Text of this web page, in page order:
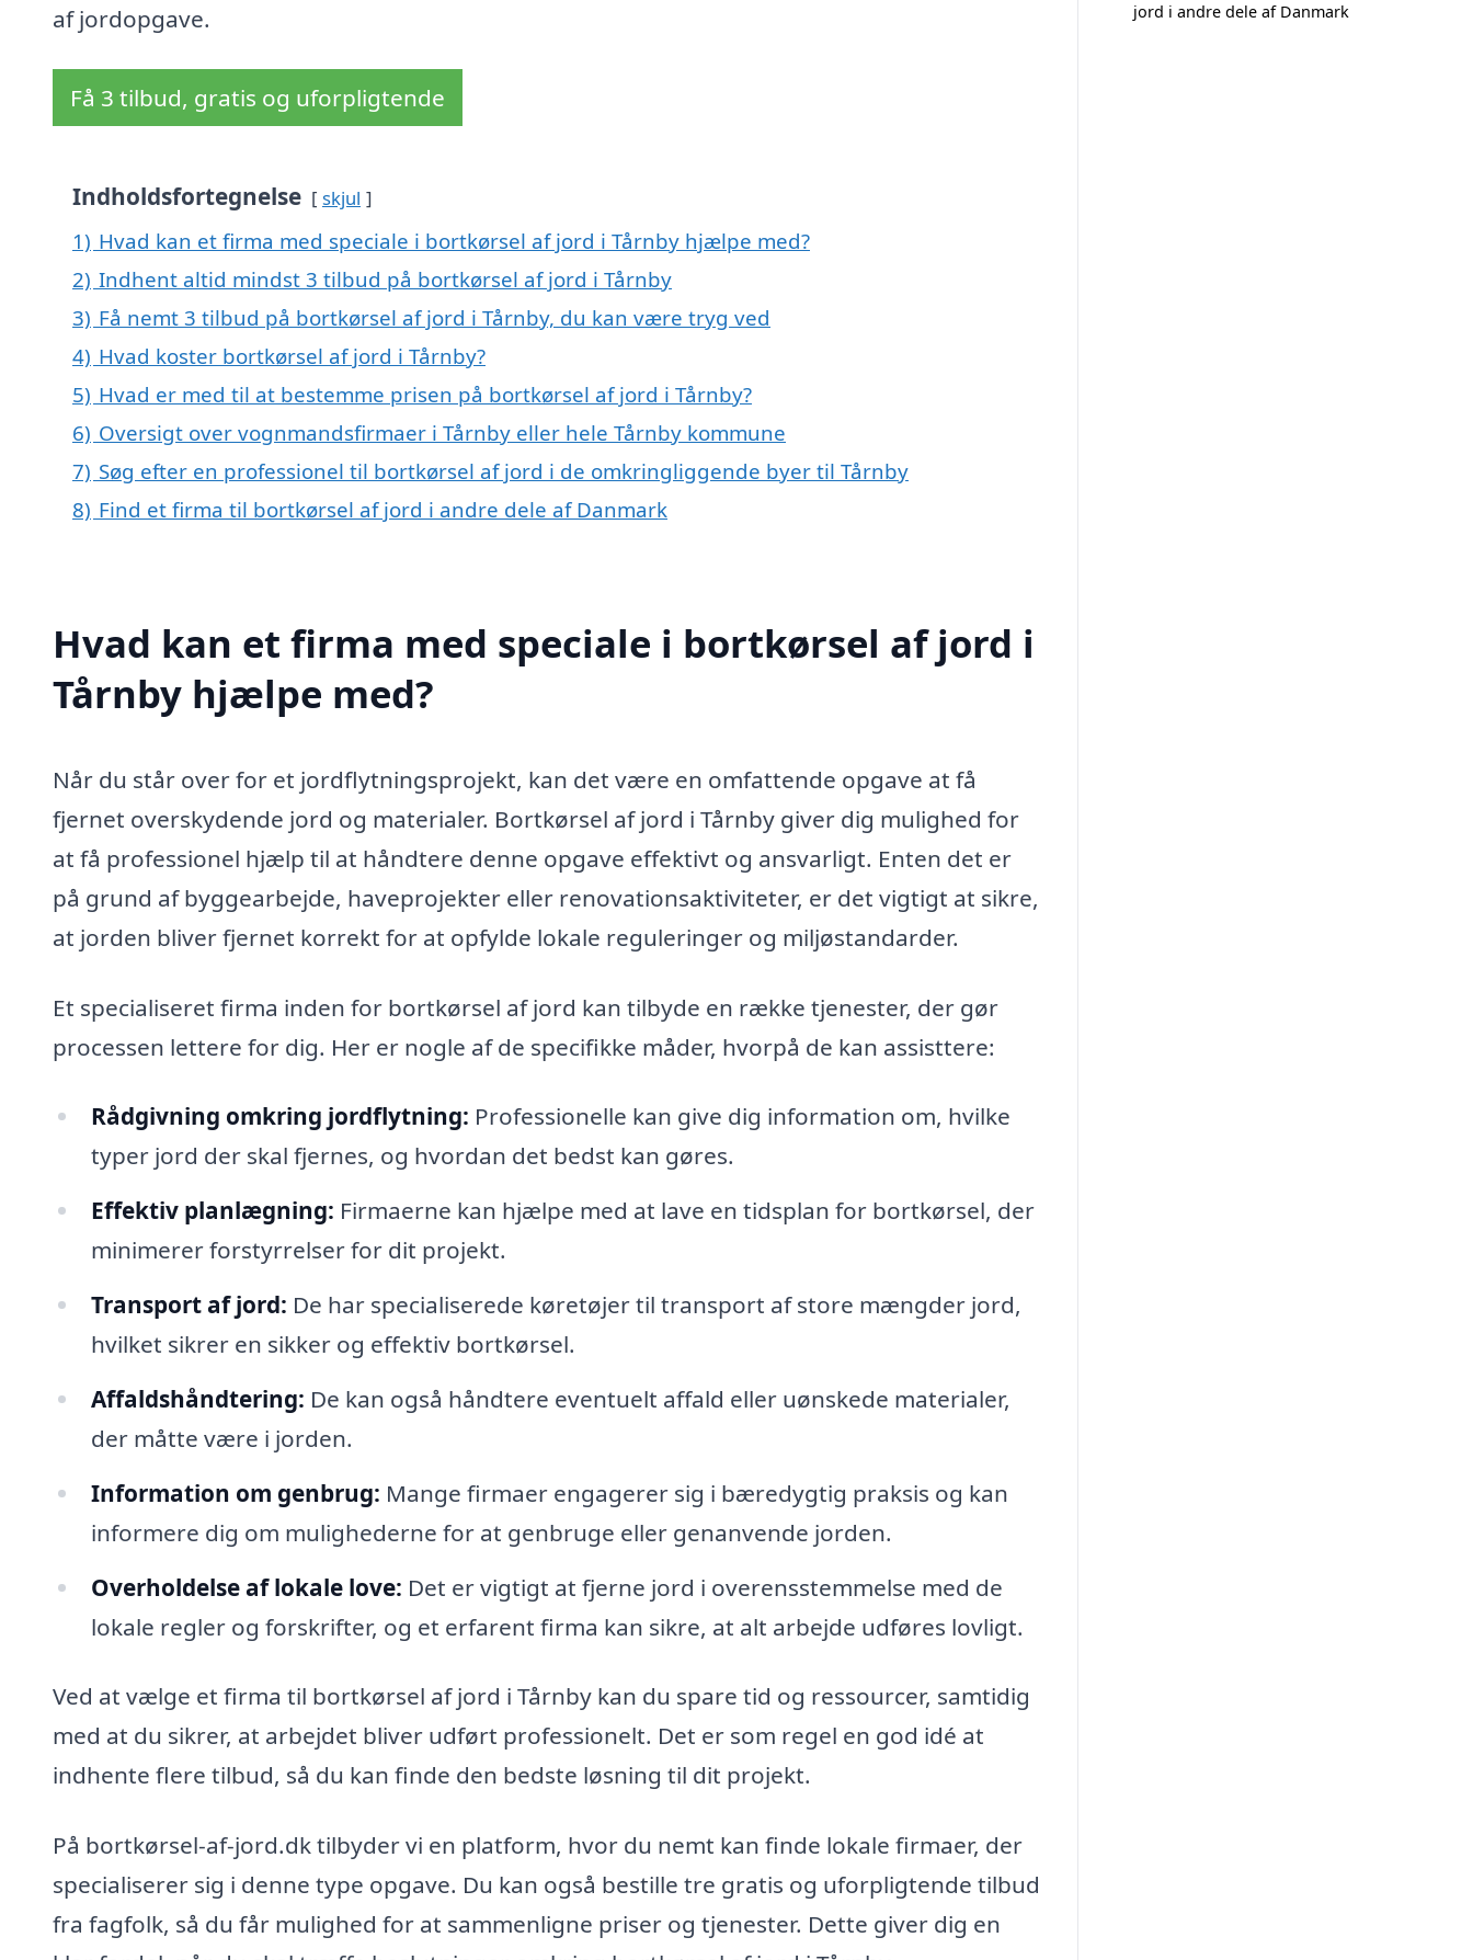
af jordopgave.
Få 3 tilbud, gratis og uforpligtende
Indholdsfortegnelse skjul
1) Hvad kan et firma med speciale i bortkørsel af jord i Tårnby hjælpe med?
2) Indhent altid mindst 3 tilbud på bortkørsel af jord i Tårnby
3) Få nemt 3 tilbud på bortkørsel af jord i Tårnby, du kan være tryg ved
4) Hvad koster bortkørsel af jord i Tårnby?
5) Hvad er med til at bestemme prisen på bortkørsel af jord i Tårnby?
6) Oversigt over vognmandsfirmaer i Tårnby eller hele Tårnby kommune
7) Søg efter en professionel til bortkørsel af jord i de omkringliggende byer til Tårnby
8) Find et firma til bortkørsel af jord i andre dele af Danmark
Hvad kan et firma med speciale i bortkørsel af jord i
Tårnby hjælpe med?
Når du står over for et jordflytningsprojekt, kan det være en omfattende opgave at få
fjernet overskydende jord og materialer. Bortkørsel af jord i Tårnby giver dig mulighed for
at få professionel hjælp til at håndtere denne opgave effektivt og ansvarligt. Enten det er
på grund af byggearbejde, haveprojekter eller renovationsaktiviteter, er det vigtigt at sikre,
at jorden bliver fjernet korrekt for at opfylde lokale reguleringer og miljøstandarder.
Et specialiseret firma inden for bortkørsel af jord kan tilbyde en række tjenester, der gør
processen lettere for dig. Her er nogle af de specifikke måder, hvorpå de kan assisttere:
Rådgivning omkring jordflytning: Professionelle kan give dig information om, hvilke
typer jord der skal fjernes, og hvordan det bedst kan gøres.
Effektiv planlægning: Firmaerne kan hjælpe med at lave en tidsplan for bortkørsel, der
minimerer forstyrrelser for dit projekt.
Transport af jord: De har specialiserede køretøjer til transport af store mængder jord,
hvilket sikrer en sikker og effektiv bortkørsel.
Affaldshåndtering: De kan også håndtere eventuelt affald eller uønskede materialer,
der måtte være i jorden.
Information om genbrug: Mange firmaer engagerer sig i bæredygtig praksis og kan
informere dig om mulighederne for at genbruge eller genanvende jorden.
Overholdelse af lokale love: Det er vigtigt at fjerne jord i overensstemmelse med de
lokale regler og forskrifter, og et erfarent firma kan sikre, at alt arbejde udføres lovligt.
Ved at vælge et firma til bortkørsel af jord i Tårnby kan du spare tid og ressourcer, samtidig
med at du sikrer, at arbejdet bliver udført professionelt. Det er som regel en god idé at
indhente flere tilbud, så du kan finde den bedste løsning til dit projekt.
På bortkørsel-af-jord.dk tilbyder vi en platform, hvor du nemt kan finde lokale firmaer, der
specialiserer sig i denne type opgave. Du kan også bestille tre gratis og uforpligtende tilbud
fra fagfolk, så du får mulighed for at sammenligne priser og tjenester. Dette giver dig en
jord i andre dele af Danmark